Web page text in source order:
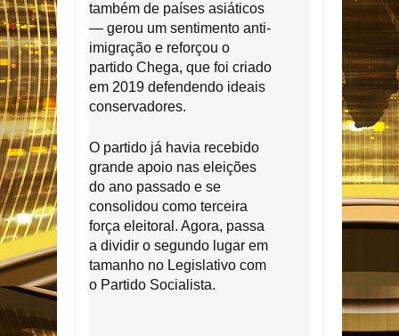
também de países asiáticos
— gerou um sentimento anti-
imigração e reforçou o
partido Chega, que foi criado
em 2019 defendendo ideais
conservadores.
O partido já havia recebido
grande apoio nas eleições
do ano passado e se
consolidou como terceira
força eleitoral. Agora, passa
a dividir o segundo lugar em
tamanho no Legislativo com
o Partido Socialista.